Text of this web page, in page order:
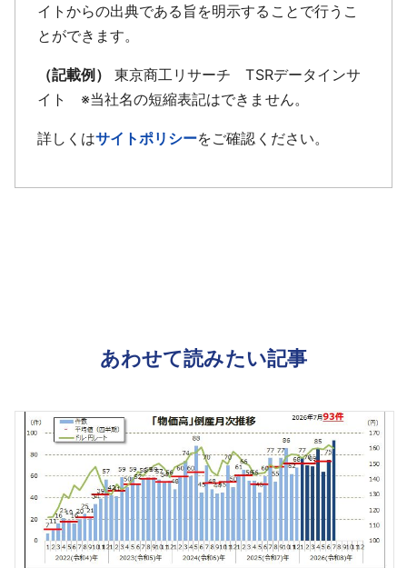
イトからの出典である旨を明示することで行うこ
とができます。
（記載例）
東京商工リサーチ TSRデータインサ
イト ※当社名の短縮表記はできません。
詳しくはサイトポリシーをご確認ください。
あわせて読みたい記事